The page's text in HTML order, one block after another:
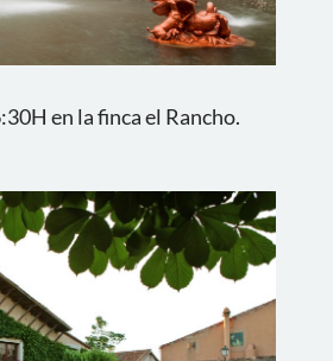
en la finca el Rancho.